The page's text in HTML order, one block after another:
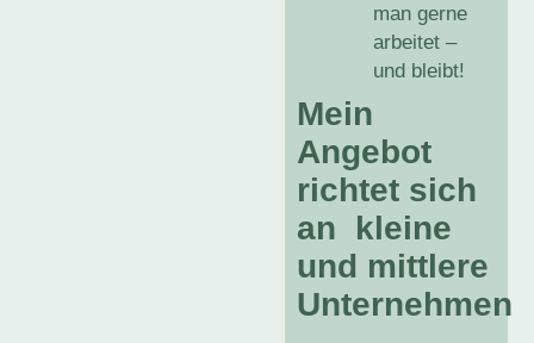
man gerne
arbeitet –
und bleibt!
Mein
Angebot
richtet sich
an kleine
und mittlere
Unternehmen